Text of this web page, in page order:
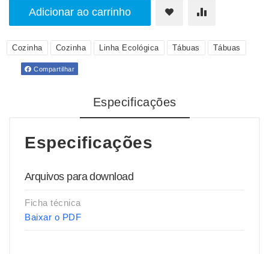
Adicionar ao carrinho
Cozinha Cozinha Linha Ecológica Tábuas Tábuas
Compartilhar
Especificações
Especificações
Arquivos para download
Ficha técnica
Baixar o PDF